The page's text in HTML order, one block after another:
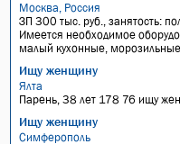
Москва, Россия
ЗП 300 тыс. руб., занятость:
Имеется необходимое
малый кухонные,
Ищу женщину
Ялта
Парень, 38 лет 178 76 ищу
Ищу женщину
Симферополь